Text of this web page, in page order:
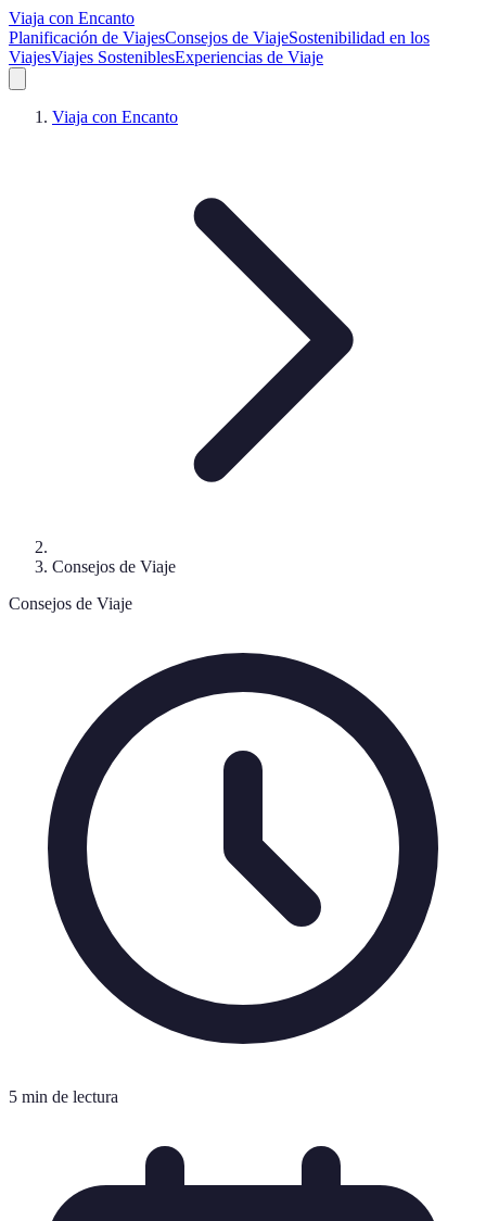
Viaja con Encanto
Planificación de ViajesConsejos de ViajeSostenibilidad en los
ViajesViajes SosteniblesExperiencias de Viaje
Viaja con Encanto
Consejos de Viaje
Consejos de Viaje
5 min de lectura